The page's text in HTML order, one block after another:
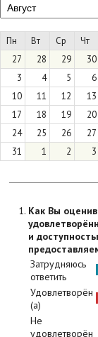
Пн Вт Ср Чт
27
28 29 30
3
4 5 6
10
11 12 13
17
18 19 20
24
25 26 27
31
1 2 3
Как Вы
и
Затрудняюсь
ответить
Удовлетворён
(а)
Не
удовлетворён